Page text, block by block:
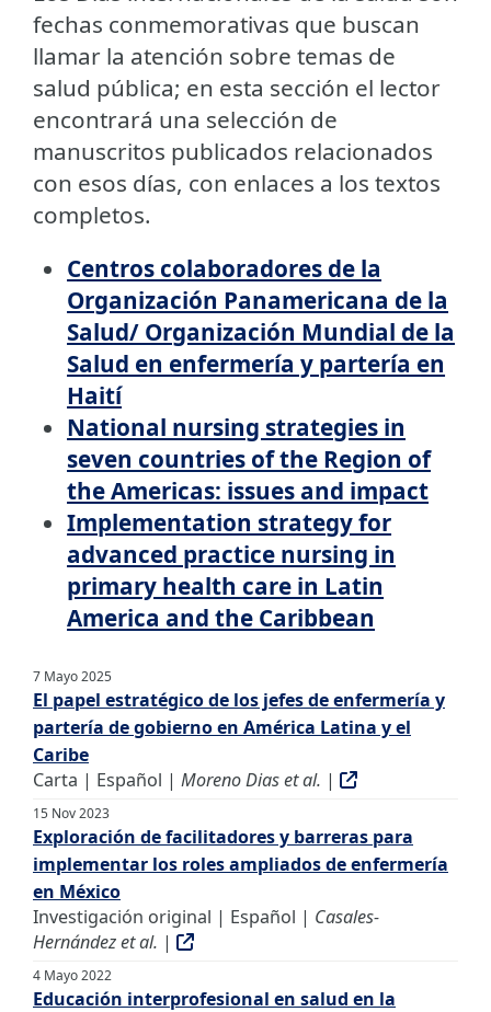
fechas conmemorativas que buscan
llamar la atención sobre temas de
salud pública; en esta sección el lector
encontrará una selección de
manuscritos publicados relacionados
con esos días, con enlaces a los textos
completos.
Centros colaboradores de la
Organización Panamericana de la
Salud/ Organización Mundial de la
Salud en enfermería y partería en
Haití
National nursing strategies in
seven countries of the Region of
the Americas: issues and impact
Implementation strategy for
advanced practice nursing in
primary health care in Latin
America and the Caribbean
7 Mayo 2025
El papel estratégico de los jefes de enfermería y
partería de gobierno en América Latina y el
Caribe
Carta | Español | Moreno Dias et al. |
15 Nov 2023
Exploración de facilitadores y barreras para
implementar los roles ampliados de enfermería
en México
Investigación original | Español | Casales-
Hernández et al. |
4 Mayo 2022
Educación interprofesional en salud en la